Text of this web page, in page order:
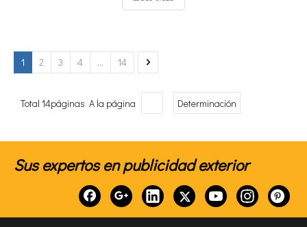
a estadios.
1 2 3 4 ... 14
Total 14páginas A la página Determinación
Sus expertos en publicidad exterior